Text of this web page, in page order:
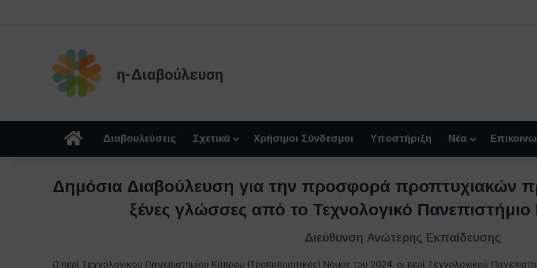
ΑρχικήΔιαβουλεύσεις Σχετικά Χρήσιμοι Σύνδεσμοι Υποστήριξη Νέα
Δημόσια Διαβούλευση για την προσφορά προπτυχιακών
ξένες γλώσσες από το Τεχνολογικό
Διεύθυνση Ανώτερης Εκπαίδευσης
Ο περί Τεχνολογικού Πανεπιστημίου Κύπρου (Τροποποιητικός) Νόμος του 2024, οι περί Τεχνολογικού